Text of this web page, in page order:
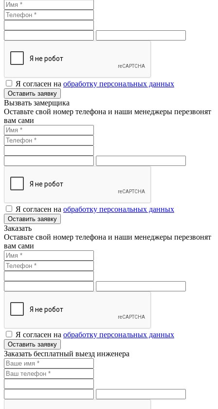
Я согласен на обработку персональных данных
Оставить заявку
Вызвать замерщика
Оставьте свой номер телефона и наши менеджеры перезвонят
вам сами
Я согласен на обработку персональных данных
Оставить заявку
Заказать
Оставьте свой номер телефона и наши менеджеры перезвонят
вам сами
Я согласен на обработку персональных данных
Оставить заявку
Заказать бесплатный выезд инженера